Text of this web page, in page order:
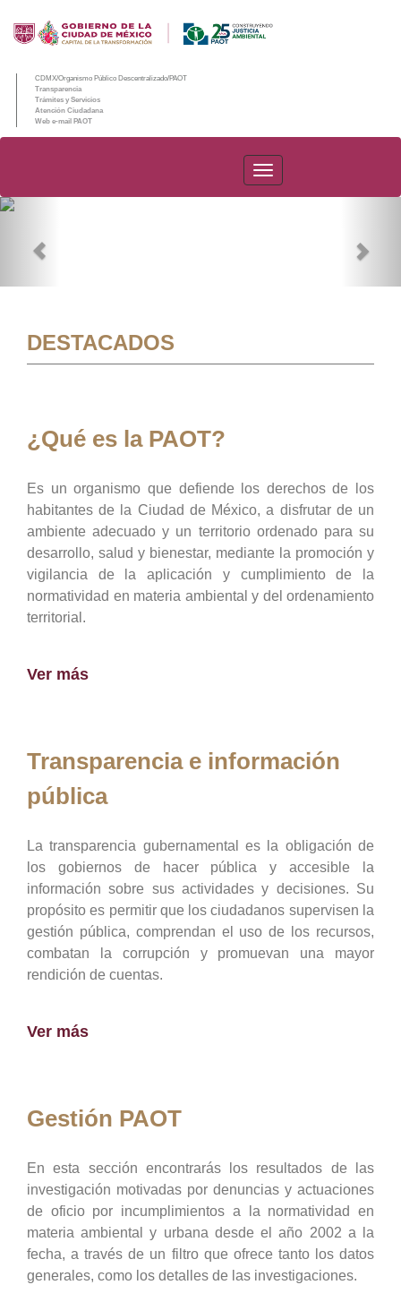
CDMX/Organismo Público Descentralizado/PAOT
Transparencia
Trámites y Servicios
Atención Ciudadana
Web e-mail PAOT
PAOT
DESTACADOS
¿Qué es la PAOT?
Es un organismo que defiende los derechos de los
habitantes de la Ciudad de México, a disfrutar de un
ambiente adecuado y un territorio ordenado para su
desarrollo, salud y bienestar, mediante la promoción y
vigilancia de la aplicación y cumplimiento de la
normatividad en materia ambiental y del ordenamiento
territorial.
Ver más
Transparencia e información
pública
La transparencia gubernamental es la obligación de
los gobiernos de hacer pública y accesible la
información sobre sus actividades y decisiones. Su
propósito es permitir que los ciudadanos supervisen la
gestión pública, comprendan el uso de los recursos,
combatan la corrupción y promuevan una mayor
rendición de cuentas.
Ver más
Gestión PAOT
En esta sección encontrarás los resultados de las
investigación motivadas por denuncias y actuaciones
de oficio por incumplimientos a la normatividad en
materia ambiental y urbana desde el año 2002 a la
fecha, a través de un filtro que ofrece tanto los datos
generales, como los detalles de las investigaciones.